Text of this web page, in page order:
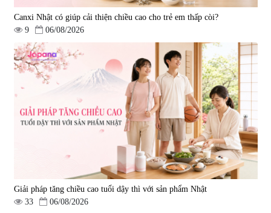
Viên uống bổ gan Ribeto Shoji
Hepaclean 60 viên
543.205
690.000 đ
Viên uống hỗ trợ cải thiện thoát
vị đĩa đệm Kyoto Has 30 viên
14.560
1.600.000 đ
Canxi Nhật có giúp cải thiện chiều cao cho trẻ em thấp còi?
9
06/08/2026
Giải pháp tăng chiều cao tuổi dậy thì với sản phẩm Nhật
33
06/08/2026